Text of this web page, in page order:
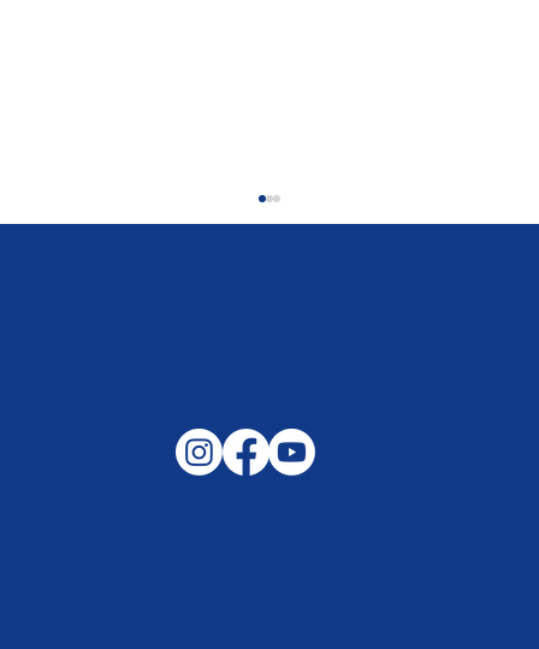
Gemeinsam auf außergewöhnliche